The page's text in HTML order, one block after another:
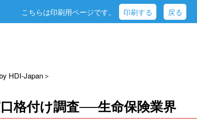
こちらは印刷用ページです。 印刷する 戻る
HDI-Japan＞
格付け調査──生命保険業界